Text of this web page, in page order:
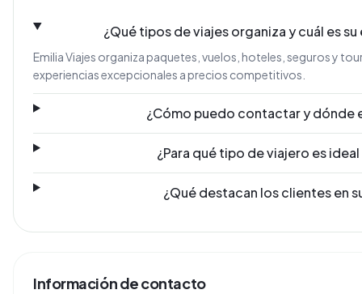
¿Qué tipos de viajes organiza y cuál es
Emilia Viajes organiza paquetes, vuelos, hoteles, seguros y
experiencias excepcionales a precios competitivos.
¿Cómo puedo contactar y dónde
¿Para qué tipo de viajero es
¿Qué destacan los clientes en
Información de contacto